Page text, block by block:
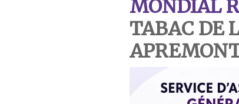
MONDIAL
TABAC DE